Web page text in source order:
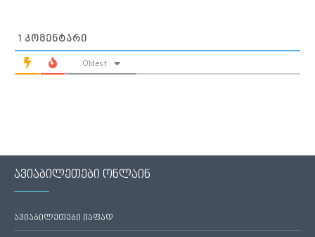
1 ᲙᲝᲛᲔᲜᲢᲐᲠᲘ
Oldest
ავიაბილეთები ონლაინ
ავიაბილეთები იაფად